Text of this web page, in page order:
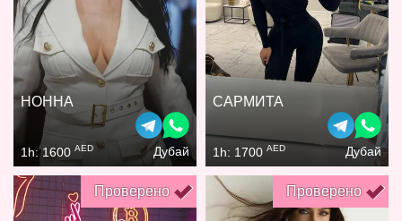
НОННА
1h: 1600 AED Дубай
САРМИТА
1h: 1700 AED Дубай
Проверено Проверено